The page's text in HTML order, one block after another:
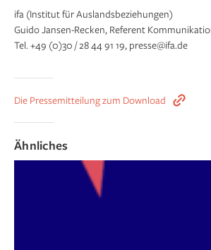
ifa (Institut für Auslandsbeziehungen)
Guido Jansen-Recken, Referent
Tel. +49 (0)30 / 28 44 91 19, presse@ifa.de
Die Pressemitteilung zum Download
Ähnliches